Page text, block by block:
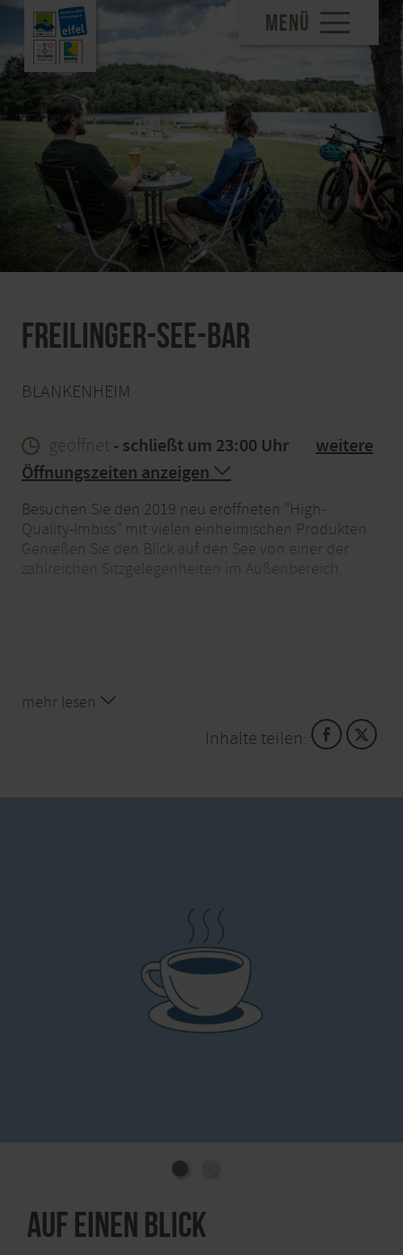
MENÜ
Freilinger-See-Bar
BLANKENHEIM
geöffnet - schließt um 23:00 Uhr
weitere
Öffnungszeiten anzeigen
Besuchen Sie den 2019 neu eröffneten "High-
Quality-Imbiss" mit vielen einheimischen Produkten.
Genießen Sie den Blick auf den See von einer der
zahlreichen Sitzgelegenheiten im Außenbereich.
mehr lesen
Inhalte teilen:
Auf einen Blick